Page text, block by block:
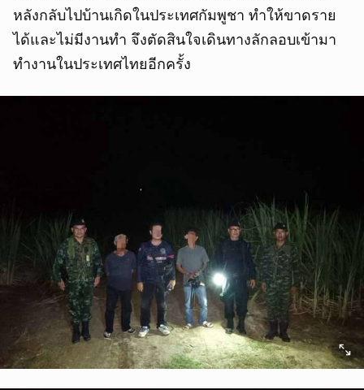
หลังกลับไปบ้านเกิดในประเทศกัมพูชา ทำให้ขาดราย
ได้และไม่มีงานทำ จึงตัดสินใจเดินทางลักลอบเข้ามา
ทำงานในประเทศไทยอีกครั้ง